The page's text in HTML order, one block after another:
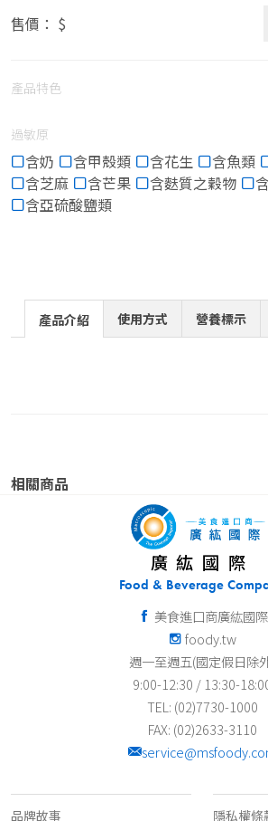
售價： $
產品特色
過敏原
含奶 含甲殼類 含花生 含魚類
含芝麻
含芒果 含麩質之穀物
含亞硫酸鹽類
產品介紹 使用方式 營養標示
相關商品
廣紘國際
Food & Beverage
美食進口商廣紘國際
foody.tw
週一至週五(國定假日除
9:00-12:30 / 13:30-
TEL: (02)7730-1000
FAX: (02)2633-3110
品牌故事 隱私權條